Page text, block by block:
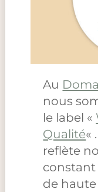
Au
nous
le label «
Qualité«
reflète
constant
de